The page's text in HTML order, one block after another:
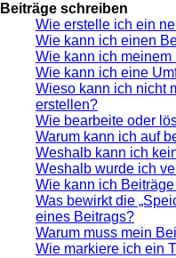
Beiträge schreiben
Wie erstelle ich ein
Wie kann ich einen
Wie kann ich
Wie kann ich eine
Wieso kann ich nicht
erstellen?
Wie bearbeite oder
Warum kann ich auf
Weshalb kann ich
Weshalb wurde ich
Wie kann ich
Was bewirkt die
eines Beitrags?
Warum muss mein
Wie markiere ich ein